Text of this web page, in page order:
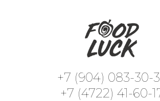
+7 (904) 083-30-
+7 (4722) 41-60-